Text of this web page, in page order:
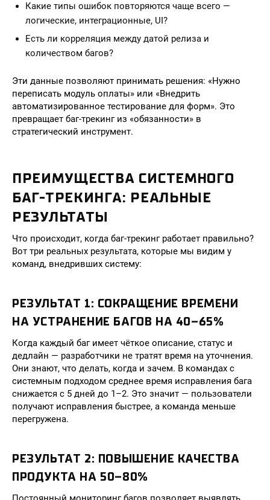
Какие типы ошибок повторяются чаще всего —
логические, интеграционные, UI?
Есть ли корреляция между датой релиза и
количеством багов?
Эти данные позволяют принимать решения: «Нужно
переписать модуль оплаты» или «Внедрить
автоматизированное тестирование для форм». Это
превращает баг-трекинг из «обязанности» в
стратегический инструмент.
ПРЕИМУЩЕСТВА СИСТЕМНОГО
БАГ-ТРЕКИНГА: РЕАЛЬНЫЕ
РЕЗУЛЬТАТЫ
Что происходит, когда баг-трекинг работает правильно?
Вот три реальных результата, которые мы видим у
команд, внедривших систему:
РЕЗУЛЬТАТ 1: СОКРАЩЕНИЕ ВРЕМЕНИ
НА УСТРАНЕНИЕ БАГОВ НА 40–65%
Когда каждый баг имеет чёткое описание, статус и
дедлайн — разработчики не тратят время на уточнения.
Они знают, что делать, когда и зачем. В командах с
системным подходом среднее время исправления бага
снижается с 5 дней до 1–2. Это значит — пользователи
получают исправления быстрее, а команда меньше
перегружена.
РЕЗУЛЬТАТ 2: ПОВЫШЕНИЕ КАЧЕСТВА
ПРОДУКТА НА 50–80%